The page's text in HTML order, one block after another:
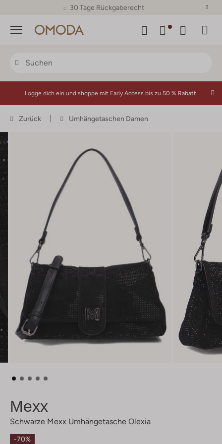
30 Tage Rückgaberecht
Menü
Logge dich ein und shoppe mit Early Access bis zu 50 % Rabatt.
Zurück Umhängetaschen Damen
Mexx
Schwarze Mexx Umhängetasche Olexia
-70%